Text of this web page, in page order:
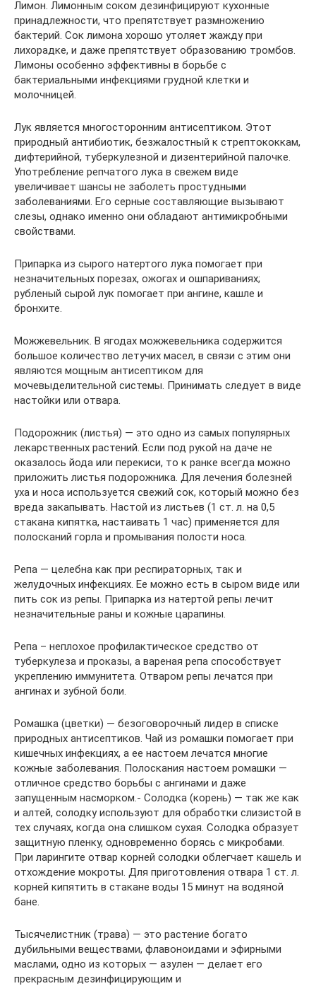
Лимон. Лимонным соком дезинфицируют кухонные
принадлежности, что препятствует размножению
бактерий. Сок лимона хорошо утоляет жажду при
лихорадке, и даже препятствует образованию тромбов.
Лимоны особенно эффективны в борьбе с
бактериальными инфекциями грудной клетки и
молочницей.
Лук является многосторонним антисептиком. Этот
природный антибиотик, безжалостный к стрептококкам,
дифтерийной, туберкулезной и дизентерийной палочке.
Употребление репчатого лука в свежем виде
увеличивает шансы не заболеть простудными
заболеваниями. Его серные составляющие вызывают
слезы, однако именно они обладают антимикробными
свойствами.
Припарка из сырого натертого лука помогает при
незначительных порезах, ожогах и ошпариваниях;
рубленый сырой лук помогает при ангине, кашле и
бронхите.
Можжевельник. В ягодах можжевельника содержится
большое количество летучих масел, в связи с этим они
являются мощным антисептиком для
мочевыделительной системы. Принимать следует в виде
настойки или отвара.
Подорожник (листья) — это одно из самых популярных
лекарственных растений. Если под рукой на даче не
оказалось йода или перекиси, то к ранке всегда можно
приложить листья подорожника. Для лечения болезней
уха и носа используется свежий сок, который можно без
вреда закапывать. Настой из листьев (1 ст. л. на 0,5
стакана кипятка, настаивать 1 час) применяется для
полосканий горла и промывания полости носа.
Репа — целебна как при респираторных, так и
желудочных инфекциях. Ее можно есть в сыром виде или
пить сок из репы. Припарка из натертой репы лечит
незначительные раны и кожные царапины.
Репа – неплохое профилактическое средство от
туберкулеза и проказы, а вареная репа способствует
укреплению иммунитета. Отваром репы лечатся при
ангинах и зубной боли.
Ромашка (цветки) — безоговорочный лидер в списке
природных антисептиков. Чай из ромашки помогает при
кишечных инфекциях, а ее настоем лечатся многие
кожные заболевания. Полоскания настоем ромашки —
отличное средство борьбы с ангинами и даже
запущенным насморком.- Солодка (корень) — так же как
и алтей, солодку используют для обработки слизистой в
тех случаях, когда она слишком сухая. Солодка образует
защитную пленку, одновременно борясь с микробами.
При ларингите отвар корней солодки облегчает кашель и
отхождение мокроты. Для приготовления отвара 1 ст. л.
корней кипятить в стакане воды 15 минут на водяной
бане.
Тысячелистник (трава) — это растение богато
дубильными веществами, флавоноидами и эфирными
маслами, одно из которых — азулен — делает его
прекрасным дезинфицирующим и